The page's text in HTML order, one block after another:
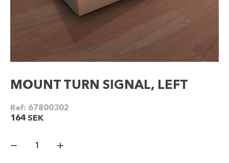
MOUNT TURN SIGNAL, LEFT
Ref: 67800302
164 SEK
TURN